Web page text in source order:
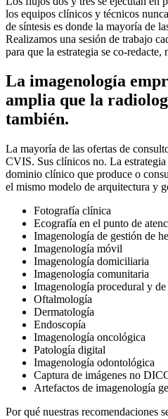
los equipos clínicos y técnicos
de síntesis es donde la mayoría de
Realizamos una sesión de trabajo
para que la estrategia se co-redacte,
La imagenología
amplia que la
también.
La mayoría de las ofertas de
CVIS. Sus clínicos no. La estrategia
dominio clínico que produce o
el mismo modelo de arquitectura y
Fotografía clínica
Ecografía en el punto de
Imagenología de gestión de
Imagenología móvil
Imagenología domiciliaria
Imagenología comunitaria
Imagenología procedural y
Oftalmología
Dermatología
Endoscopía
Imagenología oncológica
Patología digital
Imagenología odontológica
Captura de imágenes no
Artefactos de imagenología
Por qué nuestras recomendaciones